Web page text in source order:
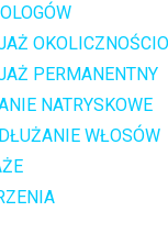
PERMANENTNY
NATRYSKOWE
WŁOSÓW